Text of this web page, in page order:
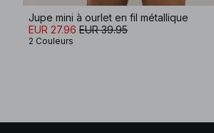
Jupe mini à ourlet en fil métallique
EUR 27.96 EUR 39.95
2 Couleurs